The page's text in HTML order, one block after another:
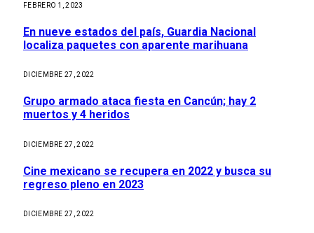
FEBRERO 1, 2023
En nueve estados del país, Guardia Nacional
localiza paquetes con aparente marihuana
DICIEMBRE 27, 2022
Grupo armado ataca fiesta en Cancún; hay 2
muertos y 4 heridos
DICIEMBRE 27, 2022
Cine mexicano se recupera en 2022 y busca su
regreso pleno en 2023
DICIEMBRE 27, 2022